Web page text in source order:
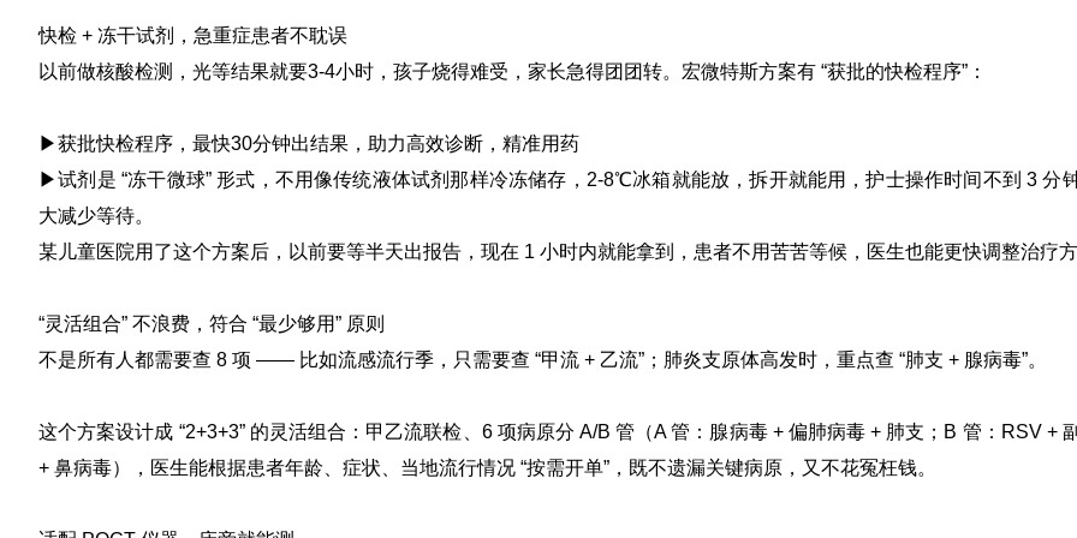
快检 + 冻干试剂，急重症患者不耽误
以前做核酸检测，光等结果就要3-4小时，孩子烧得难受，家长急得团团转。宏微特斯方案有 “获批的快检程序”：
▶获批快检程序，最快30分钟出结果，助力高效诊断，精准用药
▶试剂是 “冻干微球” 形式，不用像传统液体试剂那样冷冻储存，2-8℃冰箱就能放，拆开就能用，护士操作时间不到 3 分
大减少等待。
某儿童医院用了这个方案后，以前要等半天出报告，现在 1 小时内就能拿到，患者不用苦苦等候，医生也能更快调整治疗方
“灵活组合” 不浪费，符合 “最少够用” 原则
不是所有人都需要查 8 项 —— 比如流感流行季，只需要查 “甲流 + 乙流”；肺炎支原体高发时，重点查 “肺支 + 腺病毒”。
这个方案设计成 “2+3+3” 的灵活组合：甲乙流联检、6 项病原分 A/B 管（A 管：腺病毒 + 偏肺病毒 + 肺支；B 管：RSV +
+ 鼻病毒），医生能根据患者年龄、症状、当地流行情况 “按需开单”，既不遗漏关键病原，又不花冤枉钱。